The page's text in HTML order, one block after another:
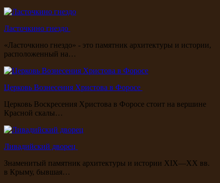
Ласточкино гнездо
«Ласточкино гнездо» - это памятник архитектуры и истории,
расположенный на…
Церковь Вознесения Христова в Форосе
Церковь Воскресения Христова в Форосе стоит на вершине
Красной скалы…
Ливадийский дворец
Знаменитый памятник архитектуры и истории XIX—XX вв.
в Крыму, бывшая…